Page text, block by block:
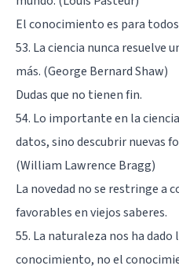
El conocimiento es para
53. La ciencia nunca resuelve
más. (George Bernard Shaw)
Dudas que no tienen fin.
54. Lo importante en la
datos, sino descubrir nuevas
(William Lawrence Bragg)
La novedad no se restringe a
favorables en viejos saberes.
55. La naturaleza nos ha dado
conocimiento, no el